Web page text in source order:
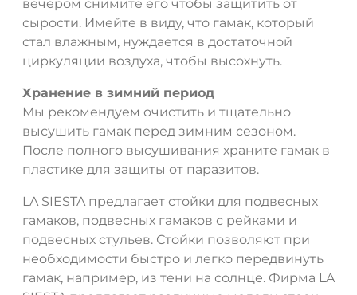
вечером снимите его чтобы защитить от
сырости. Имейте в виду, что гамак, который
стал влажным, нуждается в достаточной
циркуляции воздуха, чтобы высохнуть.
Хранение в зимний период
Мы рекомендуем очистить и тщательно
высушить гамак перед зимним сезоном.
После полного высушивания храните гамак в
пластике для защиты от паразитов.
LA SIESTA предлагает стойки для подвесных
гамаков, подвесных гамаков с рейками и
подвесных стульев. Стойки позволяют при
необходимости быстро и легко передвинуть
гамак, например, из тени на солнце. Фирма LA